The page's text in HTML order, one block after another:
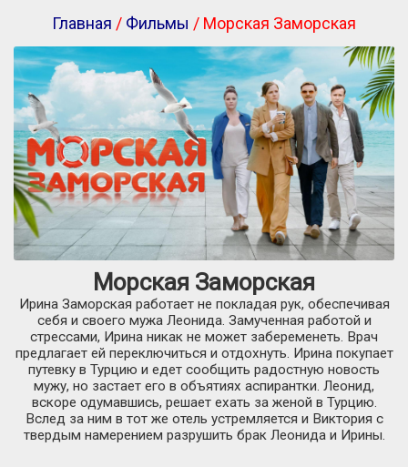
Главная / Фильмы / Морская Заморская
Морская Заморская
Ирина Заморская работает не покладая рук, обеспечивая
себя и своего мужа Леонида. Замученная работой и
стрессами, Ирина никак не может забеременеть. Врач
предлагает ей переключиться и отдохнуть. Ирина покупает
путевку в Турцию и едет сообщить радостную новость
мужу, но застает его в объятиях аспирантки. Леонид,
вскоре одумавшись, решает ехать за женой в Турцию.
Вслед за ним в тот же отель устремляется и Виктория с
твердым намерением разрушить брак Леонида и Ирины.